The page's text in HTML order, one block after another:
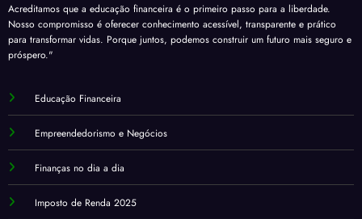
Acreditamos que a educação financeira é o primeiro passo para a liberdade.
Nosso compromisso é oferecer conhecimento acessível, transparente e prático
para transformar vidas. Porque juntos, podemos construir um futuro mais seguro e
próspero."
Educação Financeira
Empreendedorismo e Negócios
Finanças no dia a dia
Imposto de Renda 2025